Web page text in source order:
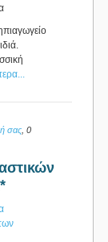
σας , 0